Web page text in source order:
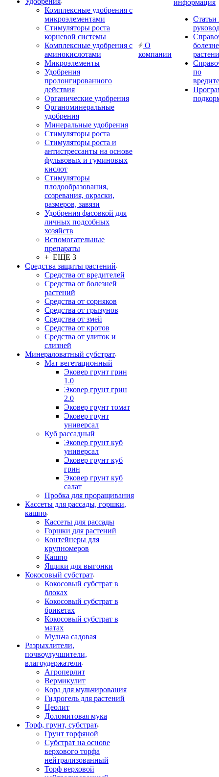
Комплексные удобрения с
микроэлементами
Стимуляторы роста
корневой системы
Комплексные удобрения с
аминокислотами
Микроэлементы
Удобрения
пролонгированного
действия
Органические удобрения
Органоминеральные
удобрения
Минеральные удобрения
Стимуляторы роста
Стимуляторы роста и
антистрессанты на основе
фульвовых и гуминовых
кислот
Стимуляторы
плодообразования,
созревания, окраски,
размеров, завязи
Удобрения фасовкой для
личных подсобных
хозяйств
Вспомогательные
препараты
+ ЕЩЕ 3
Средства защиты растений
Средства от вредителей
Средства от болезней
растений
Средства от сорняков
Средства от грызунов
Средства от змей
Средства от кротов
Средства от улиток и
слизней
Минераловатный субстрат
Мат вегетационный
Эковер грунт грин
1.0
Эковер грунт грин
2.0
Эковер грунт томат
Эковер грунт
универсал
Куб рассадный
Эковер грунт куб
универсал
Эковер грунт куб
грин
Эковер грунт куб
салат
Пробка для проращивания
Кассеты для рассады, горшки,
кашпо
Кассеты для рассады
Горшки для растений
Контейнеры для
крупномеров
Кашпо
Ящики для выгонки
Кокосовый субстрат
Кокосовый субстрат в
блоках
Кокосовый субстрат в
брикетах
Кокосовый субстрат в
матах
Мульча садовая
Разрыхлители,
почвоулучшители,
влагоудержатели
Агроперлит
Вермикулит
Кора для мульчирования
Гидрогель для растений
Цеолит
Доломитовая мука
Торф, грунт, субстрат
Грунт торфяной
Субстрат на основе
верхового торфа
нейтрализованный
Торф верховой
О
компании
информация
Статьи
по